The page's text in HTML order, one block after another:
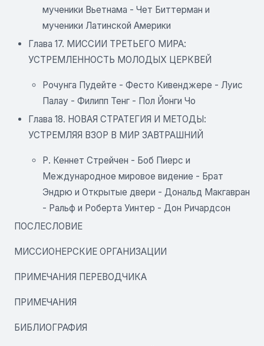
мученики Вьетнама - Чет Биттерман и
мученики Латинской Америки
Глава 17. МИССИИ ТРЕТЬЕГО МИРА:
УСТРЕМЛЕННОСТЬ МОЛОДЫХ ЦЕРКВЕЙ
Рочунга Пудейте - Фесто Кивенджере - Луис
Палау - Филипп Тенг - Пол Йонги Чо
Глава 18. НОВАЯ СТРАТЕГИЯ И МЕТОДЫ:
УСТРЕМЛЯЯ ВЗОР В МИР ЗАВТРАШНИЙ
Р. Кеннет Стрейчен - Боб Пиерс и
Международное мировое видение - Брат
Эндрю и Открытые двери - Дональд Макгавран
- Ральф и Роберта Уинтер - Дон Ричардсон
ПОСЛЕСЛОВИЕ
МИССИОНЕРСКИЕ ОРГАНИЗАЦИИ
ПРИМЕЧАНИЯ ПЕРЕВОДЧИКА
ПРИМЕЧАНИЯ
БИБЛИОГРАФИЯ